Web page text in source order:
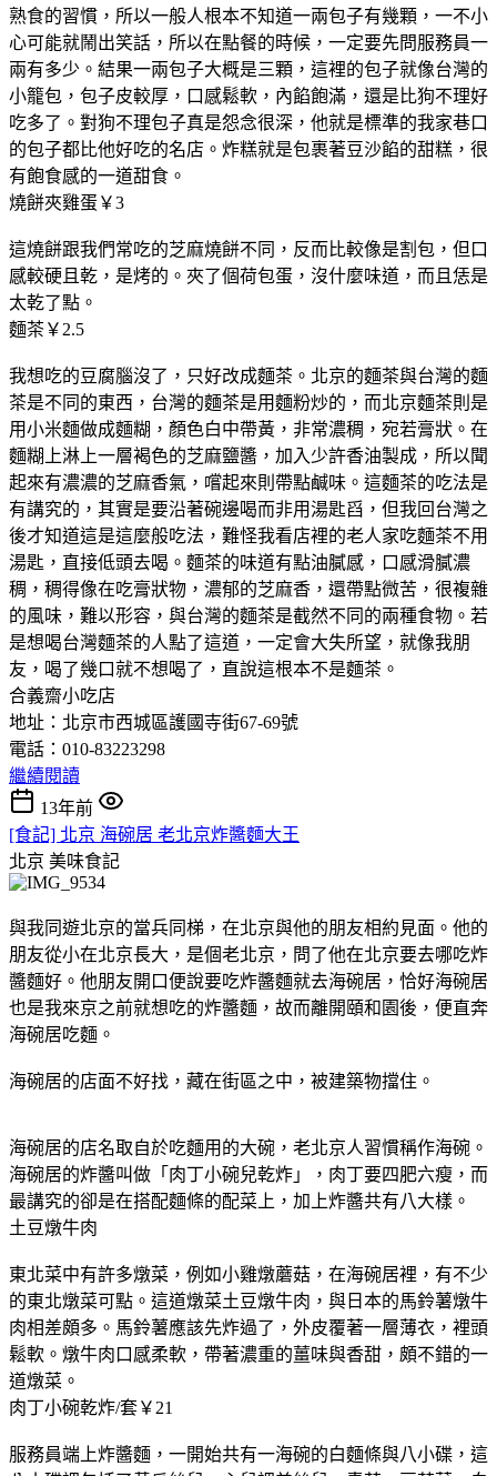
熟食的習慣，所以一般人根本不知道一兩包子有幾顆，一不小
心可能就鬧出笑話，所以在點餐的時候，一定要先問服務員一
兩有多少。結果一兩包子大概是三顆，這裡的包子就像台灣的
小籠包，包子皮較厚，口感鬆軟，內餡飽滿，還是比狗不理好
吃多了。對狗不理包子真是怨念很深，他就是標準的我家巷口
的包子都比他好吃的名店。炸糕就是包裹著豆沙餡的甜糕，很
有飽食感的一道甜食。
燒餅夾雞蛋￥3
這燒餅跟我們常吃的芝麻燒餅不同，反而比較像是割包，但口
感較硬且乾，是烤的。夾了個荷包蛋，沒什麼味道，而且恁是
太乾了點。
麵茶￥2.5
我想吃的豆腐腦沒了，只好改成麵茶。北京的麵茶與台灣的麵
茶是不同的東西，台灣的麵茶是用麵粉炒的，而北京麵茶則是
用小米麵做成麵糊，顏色白中帶黃，非常濃稠，宛若膏狀。在
麵糊上淋上一層褐色的芝麻鹽醬，加入少許香油製成，所以聞
起來有濃濃的芝麻香氣，嚐起來則帶點鹹味。這麵茶的吃法是
有講究的，其實是要沿著碗邊喝而非用湯匙舀，但我回台灣之
後才知道這是這麼般吃法，難怪我看店裡的老人家吃麵茶不用
湯匙，直接低頭去喝。麵茶的味道有點油膩感，口感滑膩濃
稠，稠得像在吃膏狀物，濃郁的芝麻香，還帶點微苦，很複雜
的風味，難以形容，與台灣的麵茶是截然不同的兩種食物。若
是想喝台灣麵茶的人點了這道，一定會大失所望，就像我朋
友，喝了幾口就不想喝了，直說這根本不是麵茶。
合義齋小吃店
地址：北京市西城區護國寺街67-69號
電話：010-83223298
繼續閱讀
13年前
[食記] 北京 海碗居 老北京炸醬麵大王
北京 美味食記
與我同遊北京的當兵同梯，在北京與他的朋友相約見面。他的
朋友從小在北京長大，是個老北京，問了他在北京要去哪吃炸
醬麵好。他朋友開口便說要吃炸醬麵就去海碗居，恰好海碗居
也是我來京之前就想吃的炸醬麵，故而離開頤和園後，便直奔
海碗居吃麵。
海碗居的店面不好找，藏在街區之中，被建築物擋住。
海碗居的店名取自於吃麵用的大碗，老北京人習慣稱作海碗。
海碗居的炸醬叫做「肉丁小碗兒乾炸」，肉丁要四肥六瘦，而
最講究的卻是在搭配麵條的配菜上，加上炸醬共有八大樣。
土豆燉牛肉
東北菜中有許多燉菜，例如小雞燉蘑菇，在海碗居裡，有不少
的東北燉菜可點。這道燉菜土豆燉牛肉，與日本的馬鈴薯燉牛
肉相差頗多。馬鈴薯應該先炸過了，外皮覆著一層薄衣，裡頭
鬆軟。燉牛肉口感柔軟，帶著濃重的薑味與香甜，頗不錯的一
道燉菜。
肉丁小碗乾炸/套￥21
服務員端上炸醬麵，一開始共有一海碗的白麵條與八小碟，這